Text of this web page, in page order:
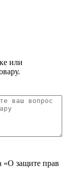
или
«О защите прав